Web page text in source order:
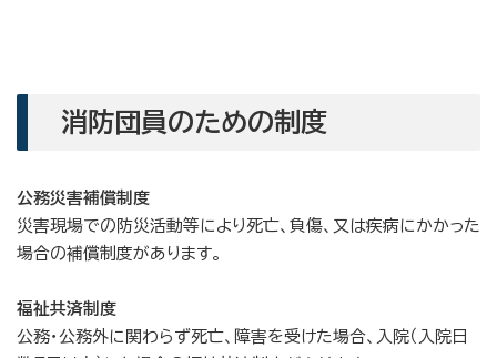
消防団員のための制度
公務災害補償制度
災害現場での防災活動等により死亡、負傷、又は疾病にかかった
場合の補償制度があります。
福祉共済制度
公務・公務外に関わらず死亡、障害を受けた場合、入院（入院日